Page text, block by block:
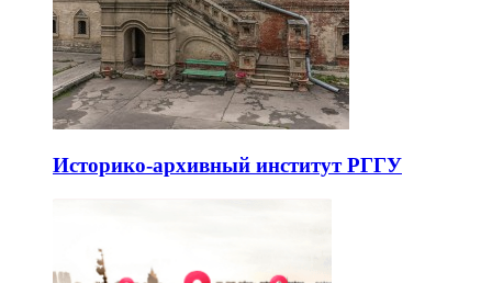
Историко-архивный институт РГГУ